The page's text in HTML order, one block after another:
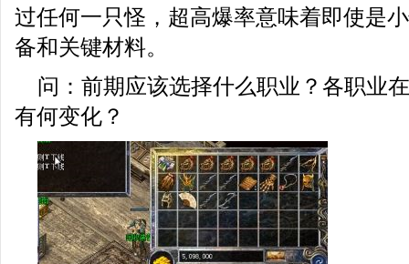
过任何一只怪，超高爆率意味着即使是
备和关键材料。
问：前期应该选择什么职业？各职业
有何变化？